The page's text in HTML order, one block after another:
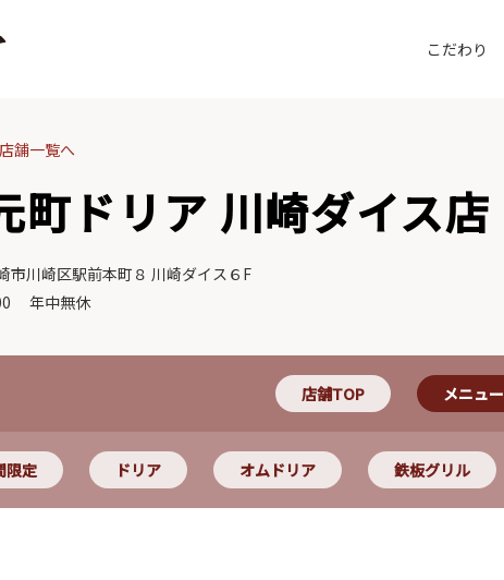
こだわり
舗一覧へ
町ドリア 川崎ダイス店
市川崎区駅前本町８ 川崎ダイス６F
年中無休
店舗TOP メニュー
限定 ドリア オムドリア 鉄板グリル